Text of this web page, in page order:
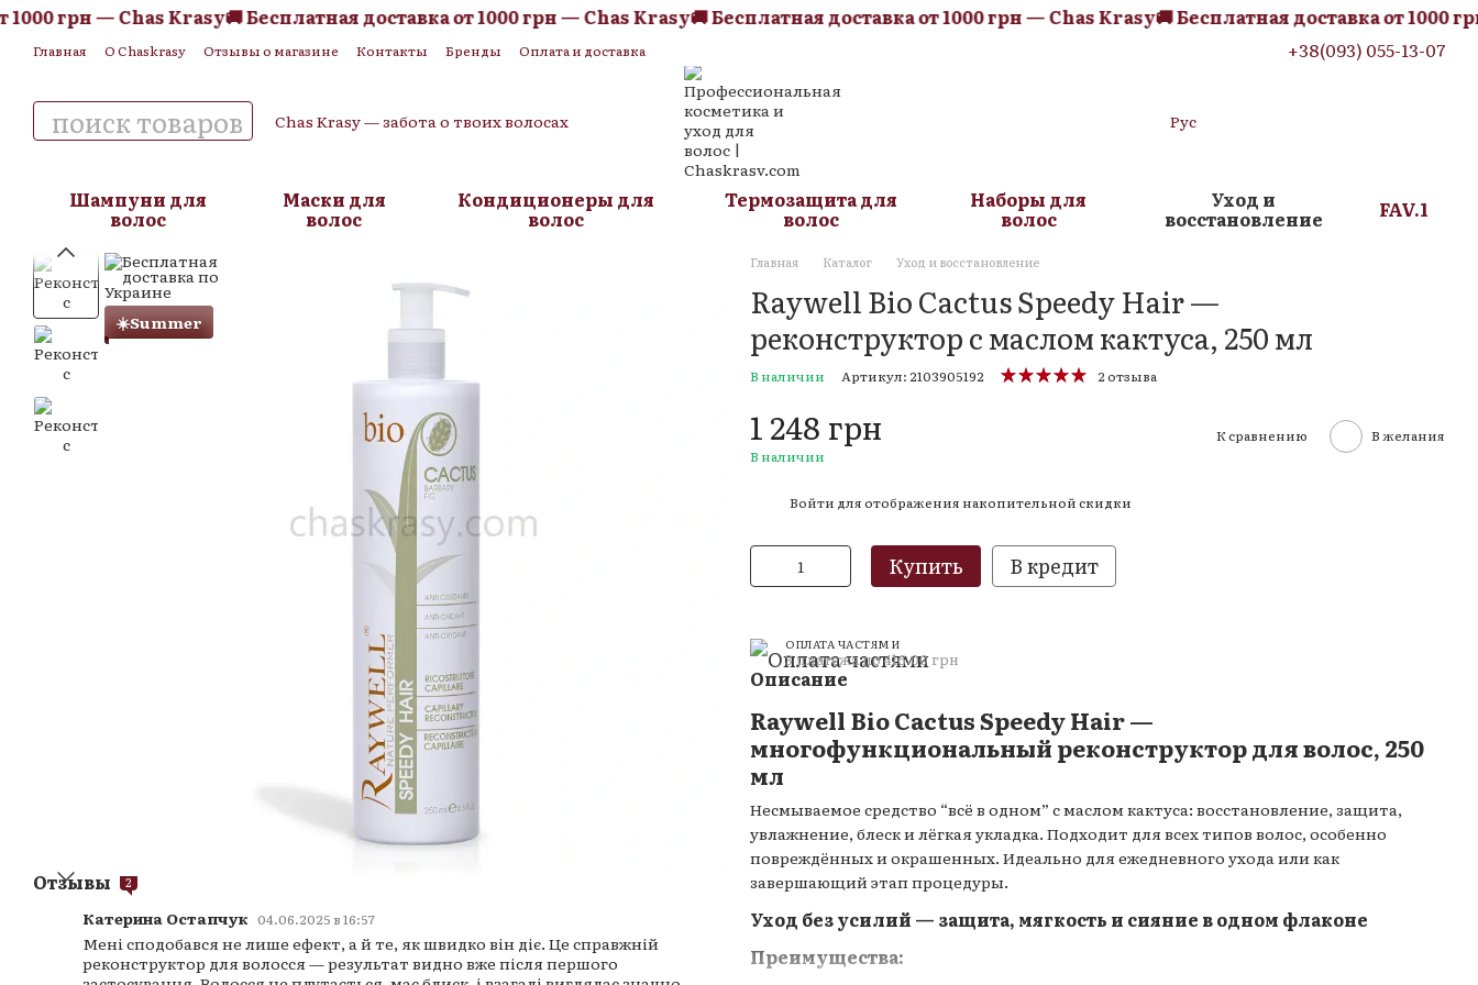
Перейти к основному контенту
грн — Chas Krasy🚚 Бесплатная доставка от 1000 грн — Chas Krasy🚚 Бесплатная доставка от 1000 грн — Chas Krasy🚚 Бесплатная доставка от 1000 грн
Главная О Chaskrasy Отзывы о магазине Контакты Бренды
Оплата и доставка
+38(093) 055-13-07
Chas Krasy — забота о твоих волосах Рус
Шампуни для
волос
Маски для
волос
Кондиционеры для
волос
Термозащита для
волос
Наборы для
волос
Уход и
восстановление FAV.1
☀️Summer
Отзывы 2
Катерина Остапчук 04.06.2025 в 16:57
Мені сподобався не лише ефект, а й те, як швидко він діє. Це справжній
реконструктор для волосся — результат видно вже після першого
Главная Каталог Уход и восстановление
Raywell Bio Cactus Speedy Hair —
реконструктор с маслом кактуса, 250 мл
В наличии Артикул: 2103905192 2 отзыва
1 248 грн
В наличии
К сравнению В желания
Войти для отображения накопительной скидки
Купить В кредит
ОПЛАТА ЧАСТЯМИ
3 платежа по 416.00 грн
Описание
Raywell Bio Cactus Speedy Hair —
многофункциональный реконструктор для волос, 250
мл
Несмываемое средство “всё в одном” с маслом кактуса: восстановление, защита,
увлажнение, блеск и лёгкая укладка. Подходит для всех типов волос, особенно
повреждённых и окрашенных. Идеально для ежедневного ухода или как
завершающий этап процедуры.
Уход без усилий — защита, мягкость и сияние в одном флаконе
Преимущества: